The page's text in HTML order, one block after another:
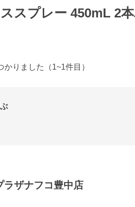
スプレー 450mL 2
かりました （1~1件目）
ラザナフコ豊中店